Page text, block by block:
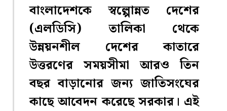
বাংলাদেশকে স্বল্পোন্নত দেশের
(এলডিসি) তালিকা থেকে
উন্নয়নশীল দেশের কাতারে
উত্তরণের সময়সীমা আরও তিন
বছর বাড়ানোর জন্য জাতিসংঘের
কাছে আবেদন করেছে সরকার। এই